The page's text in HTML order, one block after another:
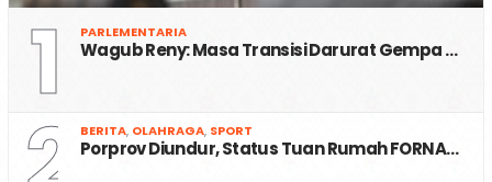
1 PARLEMENTARIA
Wagub Reny: Masa Transisi Darurat Gempa …
BERITA, OLAHRAGA, SPORT
Porprov Diundur, Status Tuan Rumah FORNA…